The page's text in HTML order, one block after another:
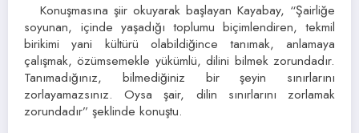
Konuşmasına şiir okuyarak başlayan Kayabay, “Şairliğe
soyunan, içinde yaşadığı toplumu biçimlendiren, tekmil
birikimi yani kültürü olabildiğince tanımak, anlamaya
çalışmak, özümsemekle yükümlü, dilini bilmek zorundadır.
Tanımadığınız, bilmediğiniz bir şeyin sınırlarını
zorlayamazsınız. Oysa şair, dilin sınırlarını zorlamak
zorundadır” şeklinde konuştu.